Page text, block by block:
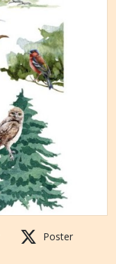
Poster